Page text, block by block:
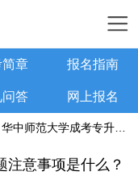
章 报名指南
答 网上报名
师范大学成考专升本考试答题注意事项是什么？
注意事项是什么？